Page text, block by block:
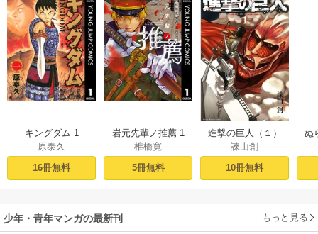
キングダム 1
原泰久
16冊無料
岩元先輩ノ推薦 1
椎橋寛
5冊無料
進撃の巨人（１）
諫山創
10冊無料
ぬ
少年・青年マンガの最新刊 もっと見る